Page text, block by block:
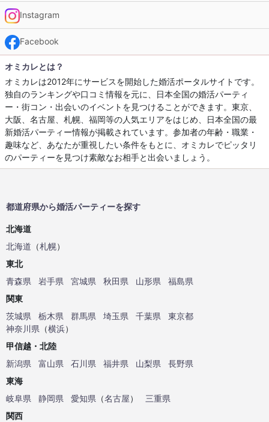
Instagram
Facebook
オミカレとは？
オミカレは2012年にサービスを開始した婚活ポータルサイトです。
独自のランキングや口コミ情報を元に、日本全国の婚活パーティ
ー・街コン・出会いのイベントを見つけることができます。東京、
大阪、名古屋、札幌、福岡等の人気エリアをはじめ、日本全国の最
新婚活パーティー情報が掲載されています。参加者の年齢・職業・
趣味など、あなたが重視したい条件をもとに、オミカレでピッタリ
のパーティーを見つけ素敵なお相手と出会いましょう。
都道府県から婚活パーティーを探す
北海道
北海道 （札幌）
東北
青森県
岩手県 宮城県 秋田県 山形県
福島県
関東
茨城県
栃木県 群馬県 埼玉県 千葉県
東京都
神奈川県 （横浜）
甲信越・北陸
新潟県
富山県 石川県 福井県 山梨県
長野県
東海
岐阜県
静岡県 愛知県 （名古屋）
三重県
関西